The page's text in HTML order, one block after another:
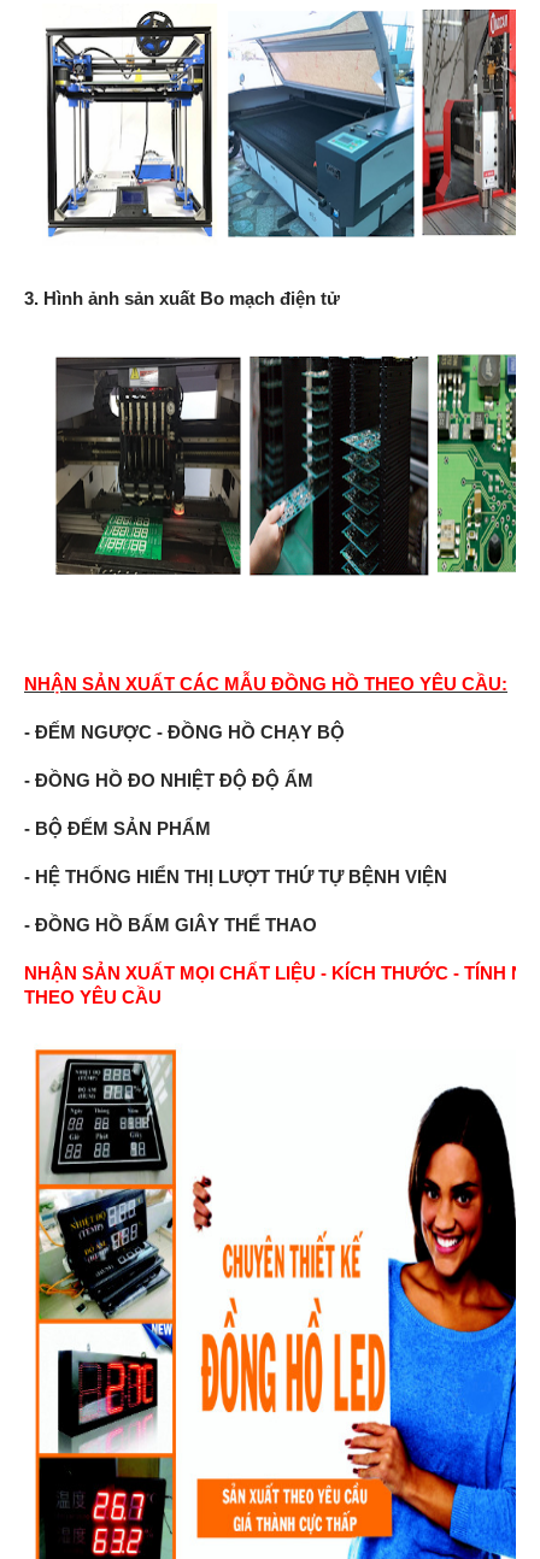
3. Hình ảnh sản xuất Bo mạch điện tử
NHẬN SẢN XUẤT CÁC MẪU ĐỒNG HỒ THEO YÊU CẦU:
- ĐẾM NGƯỢC - ĐỒNG HỒ CHẠY BỘ
- ĐỒNG HỒ ĐO NHIỆT ĐỘ ĐỘ ẨM
- BỘ ĐẾM SẢN PHẨM
- HỆ THỐNG HIỂN THỊ LƯỢT THỨ TỰ BỆNH VIỆN
- ĐỒNG HỒ BẤM GIÂY THỂ THAO
NHẬN SẢN XUẤT MỌI CHẤT LIỆU - KÍCH THƯỚC - TÍNH
THEO YÊU CẦU